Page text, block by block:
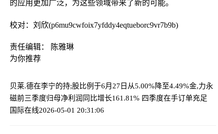
的应用更加广泛，为这些领域带来了新的可能。
校对：刘欣(p6mu9cwfoix7yfddy4eqtueborc9vr7b9b)
责任编辑： 陈雅琳
为你推荐
贝莱.德在李宁的持;股比例于6月27日从5.00%降至4.49%金,力永
磁前三季度归母净利润同比增长161.81% 四季度在手订单充足
国际在线2026-05-01 20:31:06